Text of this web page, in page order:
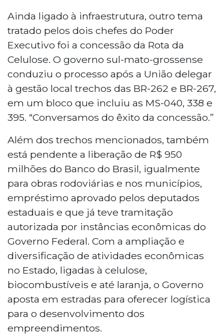
Ainda ligado à infraestrutura, outro tema
tratado pelos dois chefes do Poder
Executivo foi a concessão da Rota da
Celulose. O governo sul-mato-grossense
conduziu o processo após a União delegar
à gestão local trechos das BR-262 e BR-267,
em um bloco que incluiu as MS-040, 338 e
395. “Conversamos do êxito da concessão.”
Além dos trechos mencionados, também
está pendente a liberação de R$ 950
milhões do Banco do Brasil, igualmente
para obras rodoviárias e nos municípios,
empréstimo aprovado pelos deputados
estaduais e que já teve tramitação
autorizada por instâncias econômicas do
Governo Federal. Com a ampliação e
diversificação de atividades econômicas
no Estado, ligadas à celulose,
biocombustíveis e até laranja, o Governo
aposta em estradas para oferecer logística
para o desenvolvimento dos
empreendimentos.